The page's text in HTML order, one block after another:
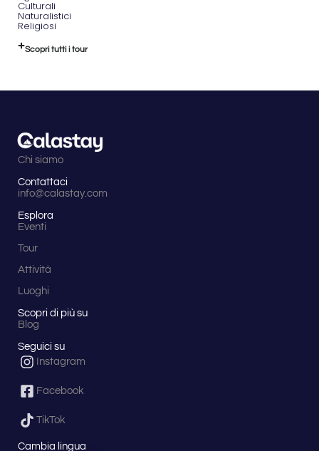
Culturali
Naturalistici
Religiosi
Scopri tutti i tour
Chi siamo
Contattaci
info@calastay.com
Esplora
Eventi
Tour
Attività
Luoghi
Scopri di più su
Blog
Seguici su
Instagram
Facebook
TikTok
Cambia lingua